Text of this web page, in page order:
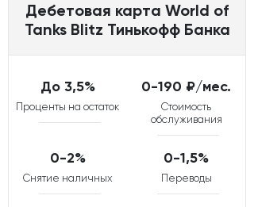
Дебетовая карта World of
Tanks Blitz Тинькофф Банка
До 3,5%
Проценты на остаток
0-190 ₽/мес.
Стоимость
обслуживания
0-2%
Снятие наличных
0-1,5%
Переводы